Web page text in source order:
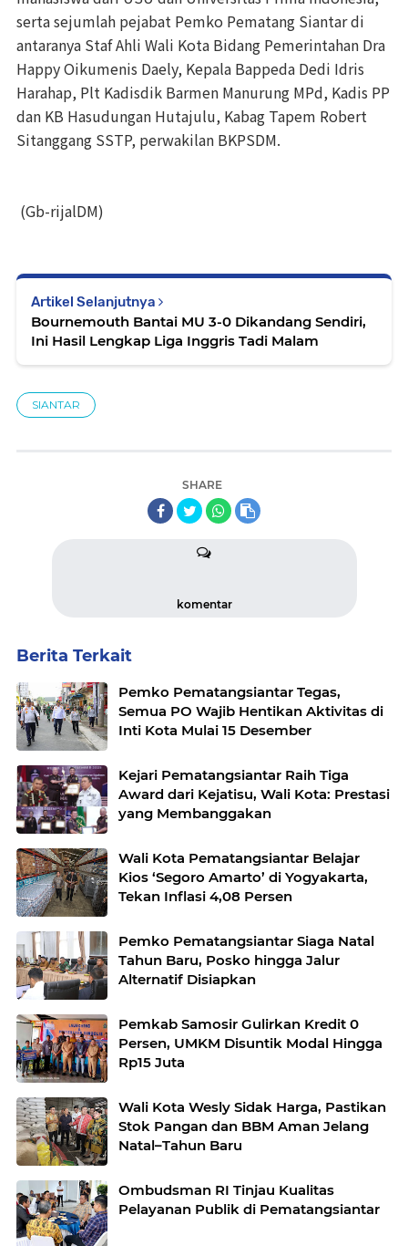
serta sejumlah pejabat Pemko Pematang Siantar di
antaranya Staf Ahli Wali Kota Bidang Pemerintahan Dra
Happy Oikumenis Daely, Kepala Bappeda Dedi Idris
Harahap, Plt Kadisdik Barmen Manurung MPd, Kadis PP
dan KB Hasudungan Hutajulu, Kabag Tapem Robert
Sitanggang SSTP, perwakilan BKPSDM.
(Gb-rijalDM)
Artikel Selanjutnya
Bournemouth Bantai MU 3-0 Dikandang Sendiri,
Ini Hasil Lengkap Liga Inggris Tadi Malam
SIANTAR
SHARE
komentar
Berita Terkait
Pemko Pematangsiantar Tegas,
Semua PO Wajib Hentikan Aktivitas di
Inti Kota Mulai 15 Desember
Kejari Pematangsiantar Raih Tiga
Award dari Kejatisu, Wali Kota: Prestasi
yang Membanggakan
Wali Kota Pematangsiantar Belajar
Kios ‘Segoro Amarto’ di Yogyakarta,
Tekan Inflasi 4,08 Persen
Pemko Pematangsiantar Siaga Natal
Tahun Baru, Posko hingga Jalur
Alternatif Disiapkan
Pemkab Samosir Gulirkan Kredit 0
Persen, UMKM Disuntik Modal Hingga
Rp15 Juta
Wali Kota Wesly Sidak Harga, Pastikan
Stok Pangan dan BBM Aman Jelang
Natal–Tahun Baru
Ombudsman RI Tinjau Kualitas
Pelayanan Publik di Pematangsiantar